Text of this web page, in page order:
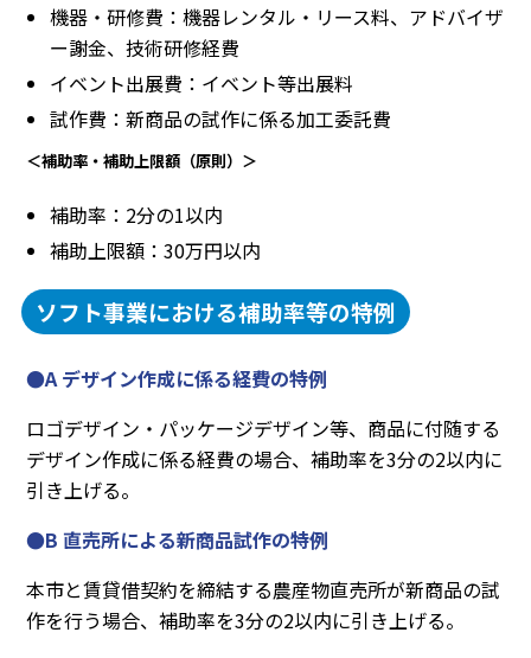
機器・研修費：機器レンタル・リース料、アドバイザ
ー謝金、技術研修経費
イベント出展費：イベント等出展料
試作費：新商品の試作に係る加工委託費
＜補助率・補助上限額（原則）＞
補助率：2分の1以内
補助上限額：30万円以内
ソフト事業における補助率等の特例
●A デザイン作成に係る経費の特例
ロゴデザイン・パッケージデザイン等、商品に付随する
デザイン作成に係る経費の場合、補助率を3分の2以内に
引き上げる。
●B 直売所による新商品試作の特例
本市と賃貸借契約を締結する農産物直売所が新商品の試
作を行う場合、補助率を3分の2以内に引き上げる。